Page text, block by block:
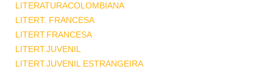
LITERATURACOLOMBIANA
LITERT. FRANCESA
LITERT.FRANCESA
LITERT.JUVENIL
LITERT.JUVENIL ESTRANGEIRA